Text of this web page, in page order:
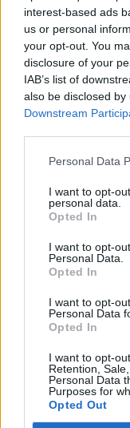
interest-based ads
us or personal
your opt-out. You
disclosure of your
IAB’s list of
also be disclosed
Downstream
Personal Data
I want to opt-
personal data.
Opted In
I want to opt-
Personal Data.
Opted In
I want to opt-
Personal Data
Opted In
I want to opt-
Retention,
Personal Data
Purposes for
Opted Out
In evidenza